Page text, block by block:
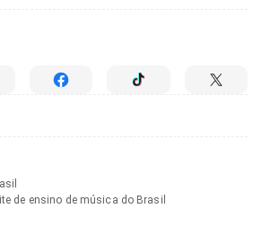
de ensino de música do Brasil